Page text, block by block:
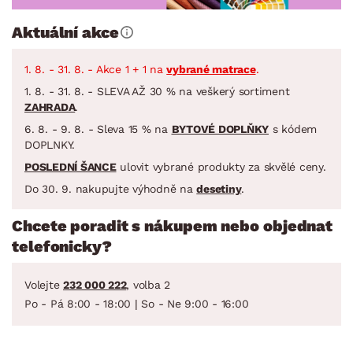
Aktuální akce
1. 8. - 31. 8. - Akce 1 + 1 navybrané matrace.
1. 8. - 31. 8. - SLEVA AŽ 30 % na veškerý sortiment
ZAHRADA.
6. 8. - 9. 8. - Sleva 15 % na BYTOVÉ DOPLŇKY s kódem
DOPLNKY.
POSLEDNÍ ŠANCEulovit vybrané produkty za skvělé ceny.
Do 30. 9. nakupujte výhodně nadesetiny.
Chcete poradit s nákupem nebo objednat
telefonicky?
Volejte 232 000 222, volba 2
Po - Pá 8:00 - 18:00 | So - Ne 9:00 - 16:00